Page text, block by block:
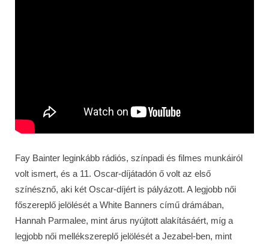
Fay Bainter leginkább rádiós, színpadi és filmes munkáiról
volt ismert, és a 11. Oscar-díjátadón ő volt az első
színésznő, aki két Oscar-díjért is pályázott. A legjobb női
főszereplő jelölését a White Banners című drámában,
Hannah Parmalee, mint árus nyújtott alakításáért, míg a
legjobb női mellékszereplő jelölését a Jezabel-ben, mint